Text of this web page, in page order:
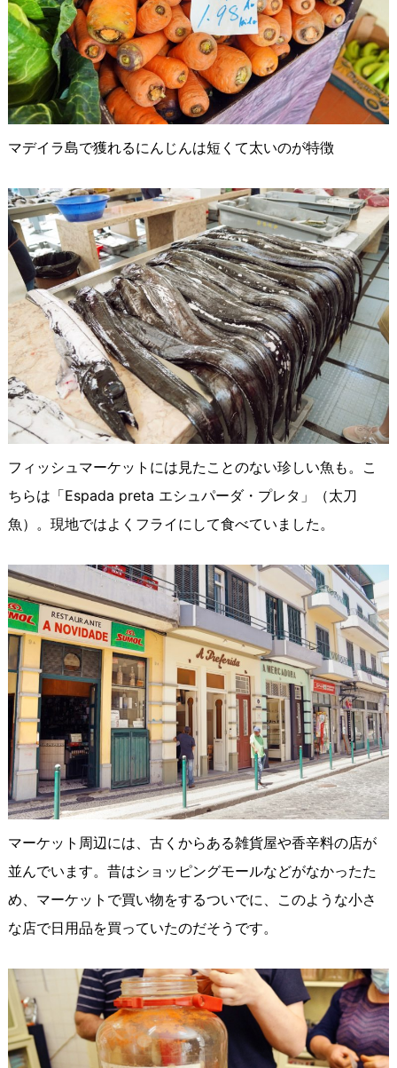
マデイラ島で獲れるにんじんは短くて太いのが特徴
フィッシュマーケットには見たことのない珍しい魚も。こ
ちらは「Espada preta エシュパーダ・プレタ」（太刀
魚）。現地ではよくフライにして食べていました。
マーケット周辺には、古くからある雑貨屋や香辛料の店が
並んでいます。昔はショッピングモールなどがなかったた
め、マーケットで買い物をするついでに、このような小さ
な店で日用品を買っていたのだそうです。